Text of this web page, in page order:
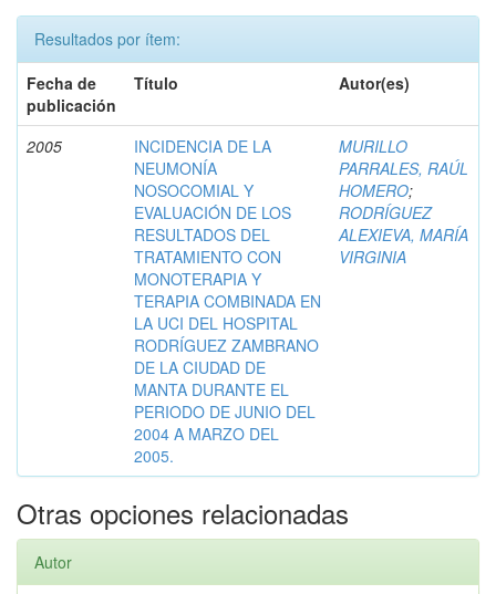
Resultados por ítem:
Fecha de
publicación
Título Autor(es)
2005
INCIDENCIA DE LA
NEUMONÍA
NOSOCOMIAL Y
EVALUACIÓN DE LOS
RESULTADOS DEL
TRATAMIENTO CON
MONOTERAPIA Y
TERAPIA COMBINADA EN
LA UCI DEL HOSPITAL
RODRÍGUEZ ZAMBRANO
DE LA CIUDAD DE
MANTA DURANTE EL
PERIODO DE JUNIO DEL
2004 A MARZO DEL
2005.
MURILLO
PARRALES, RAÚL
HOMERO;
RODRÍGUEZ
ALEXIEVA, MARÍA
VIRGINIA
Otras opciones relacionadas
Autor